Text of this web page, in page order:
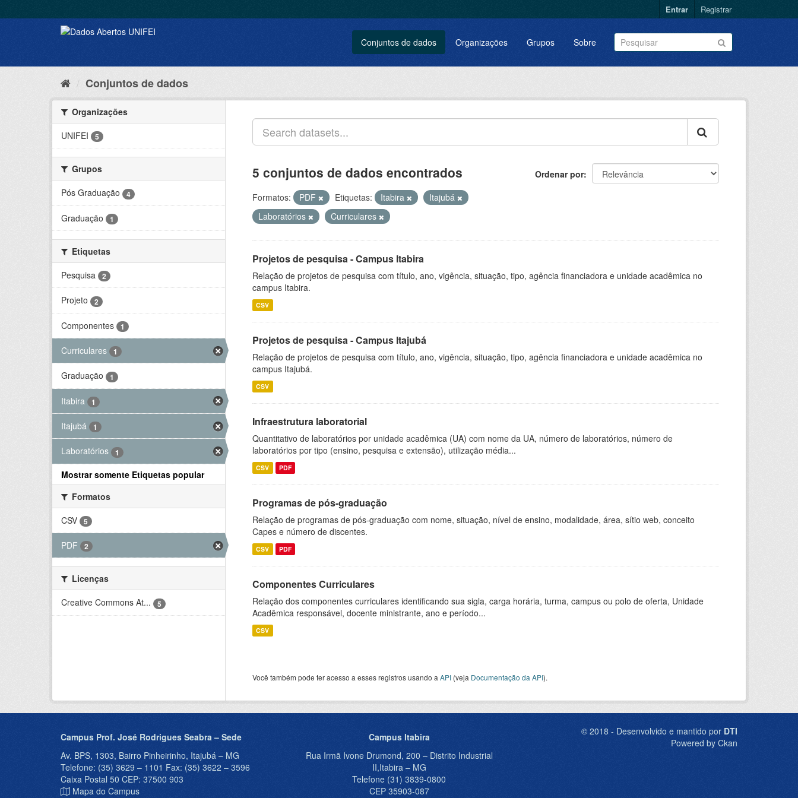
Entrar Registrar
Conjuntos de dados Organizações Grupos Sobre
Conjuntos de dados
Organizações
UNIFEI
5
Grupos
Pós Graduação
4
Graduação 1
Etiquetas
Pesquisa
2
Projeto 2
Componentes 1
Curriculares 1
Graduação 1
Itabira 1
Itajubá 1
Laboratórios 1
Mostrar somente Etiquetas popular
Formatos
CSV
5
PDF 2
Licenças
Creative Commons At...
5
Ordenar por
5 conjuntos de dados encontrados
Formatos: PDF Etiquetas: Itabira
Itajubá
Laboratórios
Curriculares
Projetos de pesquisa - Campus Itabira
Relação de projetos de pesquisa com título, ano, vigência, situação, tipo, agência financiadora e unidade acadêmica no
campus Itabira.
CSV
Projetos de pesquisa - Campus Itajubá
Relação de projetos de pesquisa com título, ano, vigência, situação, tipo, agência financiadora e unidade acadêmica no
campus Itajubá.
CSV
Infraestrutura laboratorial
Quantitativo de laboratórios por unidade acadêmica (UA) com nome da UA, número de laboratórios, número de
laboratórios por tipo (ensino, pesquisa e extensão), utilização média...
CSV PDF
Programas de pós-graduação
Relação de programas de pós-graduação com nome, situação, nível de ensino, modalidade, área, sítio web, conceito
Capes e número de discentes.
CSV PDF
Componentes Curriculares
Relação dos componentes curriculares identificando sua sigla, carga horária, turma, campus ou polo de oferta, Unidade
Acadêmica responsável, docente ministrante, ano e período...
CSV
Você também pode ter acesso a esses registros usando a API (veja Documentação da API).
Campus Prof. José Rodrigues Seabra – Sede
Av. BPS, 1303, Bairro Pinheirinho, Itajubá – MG
Telefone: (35) 3629 – 1101 Fax: (35) 3622 – 3596
Caixa Postal 50 CEP: 37500 903
Mapa do Campus
Campus Itabira
Rua Irmã Ivone Drumond, 200 – Distrito Industrial
II,Itabira – MG
Telefone (31) 3839-0800
CEP 35903-087
© 2018 - Desenvolvido e mantido por DTI
Powered by Ckan